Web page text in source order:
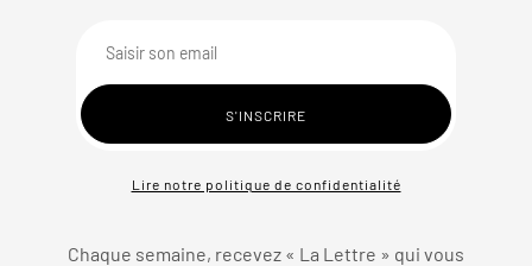
Lire notre politique de confidentialité
Chaque semaine, recevez « La Lettre » qui vous